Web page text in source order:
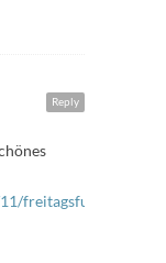
Reply
freitagsfuller-